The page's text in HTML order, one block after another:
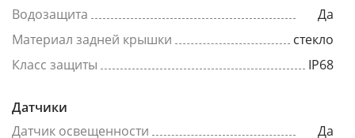
Водозащита
Да
Материал задней крышки
стекло
Класс защиты
IP68
Датчики
Датчик освещенности
Да